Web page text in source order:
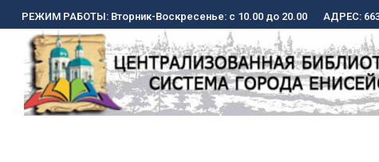
РЕЖИМ РАБОТЫ: Вторник-Воскресенье: с 10.00 до 20.00 АДРЕС:
РЕЖИМ РАБОТЫ: Вторник-Воскресенье: с 10.00 до 20.00 АДРЕС:
Главная О нас Документы Тебе, читатель